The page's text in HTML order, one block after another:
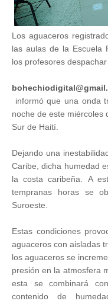
Los aguaceros
las aulas de la Escuela
los profesores
informó que una onda
noche de este miércoles
Sur de Haití.
Dejando una
Caribe, dicha humedad
la costa caribeña. A
tempranas horas se
Suroeste.
Estas condiciones
aguaceros con aisladas
los aguaceros se
presión en la atmosfera
esta se combinará
contenido de